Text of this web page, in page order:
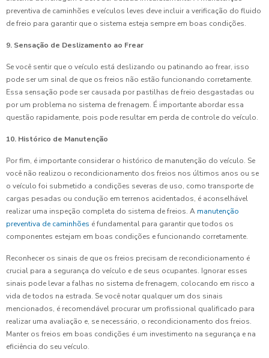
preventiva de caminhões e veículos leves deve incluir a verificação do fluido
de freio para garantir que o sistema esteja sempre em boas condições.
9. Sensação de Deslizamento ao Frear
Se você sentir que o veículo está deslizando ou patinando ao frear, isso
pode ser um sinal de que os freios não estão funcionando corretamente.
Essa sensação pode ser causada por pastilhas de freio desgastadas ou
por um problema no sistema de frenagem. É importante abordar essa
questão rapidamente, pois pode resultar em perda de controle do veículo.
10. Histórico de Manutenção
Por fim, é importante considerar o histórico de manutenção do veículo. Se
você não realizou o recondicionamento dos freios nos últimos anos ou se
o veículo foi submetido a condições severas de uso, como transporte de
cargas pesadas ou condução em terrenos acidentados, é aconselhável
realizar uma inspeção completa do sistema de freios. A manutenção
preventiva de caminhões é fundamental para garantir que todos os
componentes estejam em boas condições e funcionando corretamente.
Reconhecer os sinais de que os freios precisam de recondicionamento é
crucial para a segurança do veículo e de seus ocupantes. Ignorar esses
sinais pode levar a falhas no sistema de frenagem, colocando em risco a
vida de todos na estrada. Se você notar qualquer um dos sinais
mencionados, é recomendável procurar um profissional qualificado para
realizar uma avaliação e, se necessário, o recondicionamento dos freios.
Manter os freios em boas condições é um investimento na segurança e na
eficiência do seu veículo.